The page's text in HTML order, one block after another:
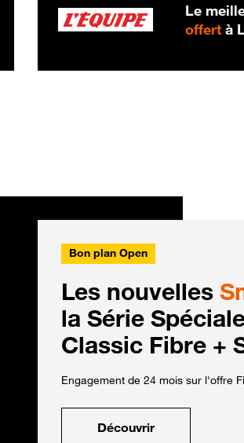
Le
offert à
Bon plan Open
Les nouvelles
la Série
Classic Fibre +
Engagement de 24 mois sur l'offre
Découvrir